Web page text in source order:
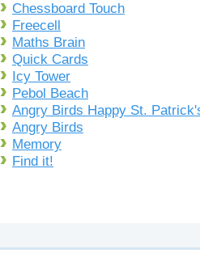
Chessboard Touch
Freecell
Maths Brain
Quick Cards
Icy Tower
Pebol Beach
Angry Birds Happy St.
Angry Birds
Memory
Find it!